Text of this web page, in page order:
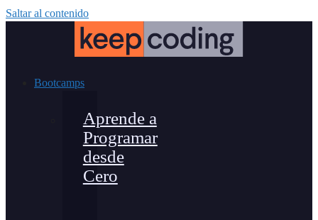
Saltar al contenido
Bootcamps
Aprende a
Programar
desde
Cero